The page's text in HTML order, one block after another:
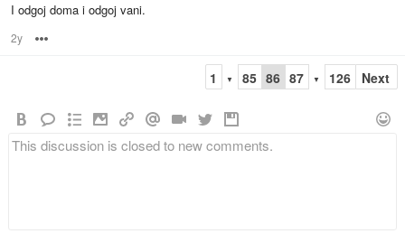
I odgoj doma i odgoj vani.
2y
1 ▼ 85 86 87 ▼ 126 Next